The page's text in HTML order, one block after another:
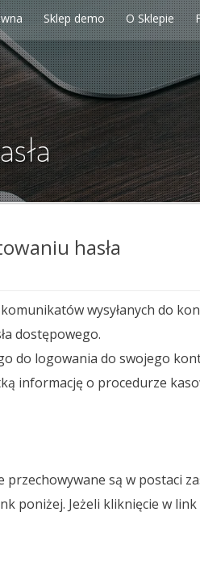
Sklep demo O Sklepie
hasła
wysyłanych do
dostępowego.
do logowania do swojego
informację o procedurze
przechowywane są w postaci
poniżej. Jeżeli kliknięcie w